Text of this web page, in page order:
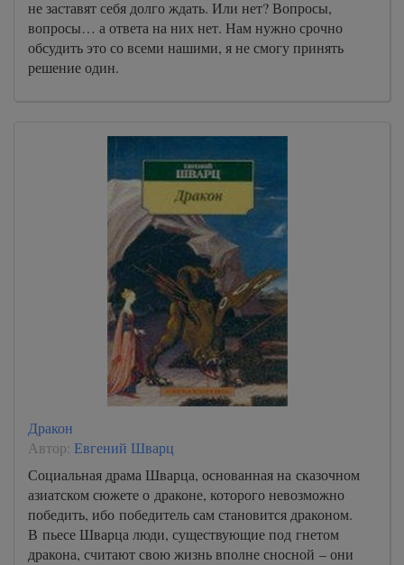
не заставят себя долго ждать. Или нет? Вопросы,
вопросы… а ответа на них нет. Нам нужно срочно
обсудить это со всеми нашими, я не смогу принять
решение один.
Дракон
Автор: Евгений Шварц
Социальная драма Шварца, основанная на сказочном
азиатском сюжете о драконе, которого невозможно
победить, ибо победитель сам становится драконом.
В пьесе Шварца люди, существующие под гнетом
дракона, считают свою жизнь вполне сносной – они